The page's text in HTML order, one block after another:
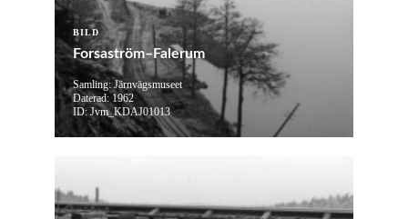
BILD
Forsaström–Falerum
Samling: Järnvägsmuseet
Daterad: 1962
ID: Jvm_KDAJ01013